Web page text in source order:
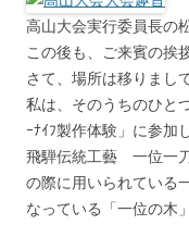
高山大会実行委員長の
この後も、ご来賓の挨
さて、場所は移りまし
私は、そのうちのひと
ｰﾅｲﾌ製作体験」に参加
飛騨伝統工藝 一位一
の際に用いられている
なっている「一位の木